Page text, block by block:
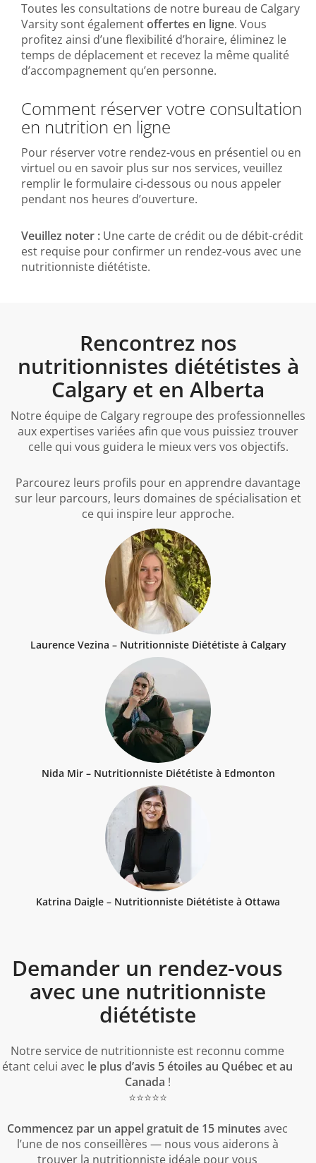
Toutes les consultations de notre bureau de Calgary
Varsity sont égalementoffertes en ligne. Vous
profitez ainsi d’une flexibilité d’horaire, éliminez le
temps de déplacement et recevez la même qualité
d’accompagnement qu’en personne.
Comment réserver votre consultation
en nutrition en ligne
Pour réserver votre rendez-vous en présentiel ou en
virtuel ou en savoir plus sur nos services, veuillez
remplir le formulaire ci-dessous ou nous appeler
pendant nos heures d’ouverture.
Veuillez noter : Une carte de crédit ou de débit-crédit
est requise pour confirmer un rendez-vous avec une
nutritionniste diététiste.
Rencontrez nos
nutritionnistes diététistes à
Calgary et en Alberta
Notre équipe de Calgary regroupe des professionnelles
aux expertises variées afin que vous puissiez trouver
celle qui vous guidera le mieux vers vos objectifs.
Parcourez leurs profils pour en apprendre davantage
sur leur parcours, leurs domaines de spécialisation et
ce qui inspire leur approche.
Laurence Vezina – Nutritionniste Diététiste à Calgary
Nida Mir – Nutritionniste Diététiste à Edmonton
Katrina Daigle – Nutritionniste Diététiste à Ottawa
Demander un rendez-vous
avec une nutritionniste
diététiste
Notre service de nutritionniste est reconnu comme
étant celui avec le plus d’avis 5 étoiles au Québec et au
Canada !
⭐️⭐️⭐️⭐️⭐️
Commencez par un appel gratuit de 15 minutes avec
l’une de nos conseillères — nous vous aiderons à
trouver la nutritionniste idéale pour vous